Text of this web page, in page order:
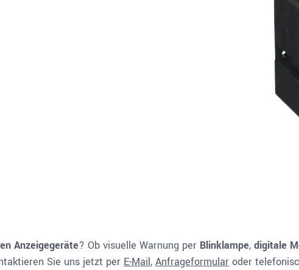
Anzeigegeräte? Ob visuelle Warnung per Blinklampe, digitale
Sie uns jetzt per E-Mail, Anfrageformular oder